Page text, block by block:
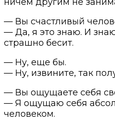
— Вы счастливый
— Да, я это знаю. И
страшно бесит.
— Ну, еще бы.
— Ну, извините, так
— Вы ощущаете себя
— Я ощущаю себя
человеком.